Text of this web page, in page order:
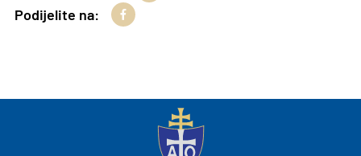
Podijelite na: